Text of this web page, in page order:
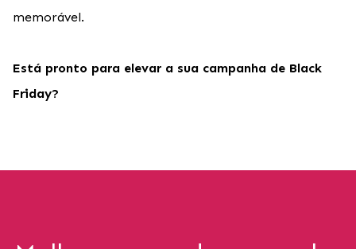
memorável.
Está pronto para elevar a sua campanha de Black
Friday?